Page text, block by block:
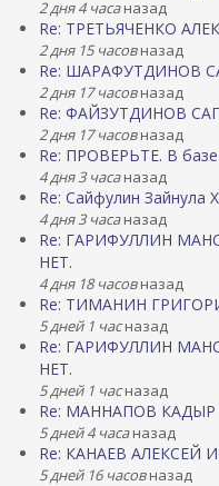
2 дня 4 часаназад
Re: ТРЕТЬЯЧЕНКО
2 дня 15 часовназад
Re: ШАРАФУТДИНОВ
2 дня 17 часовназад
Re: ФАЙЗУТДИНОВ
2 дня 17 часовназад
Re: ПРОВЕРЬТЕ. В
4 дня 3 часаназад
Re: Сайфулин Зайнула
4 дня 3 часаназад
Re: ГАРИФУЛЛИН
НЕТ.
4 дня 18 часовназад
Re: ТИМАНИН
5 дней 1 часназад
Re: ГАРИФУЛЛИН
НЕТ.
5 дней 1 часназад
Re: МАННАПОВ КАДЫР
5 дней 4 часаназад
Re: КАНАЕВ АЛЕКСЕЙ
5 дней 16 часовназад